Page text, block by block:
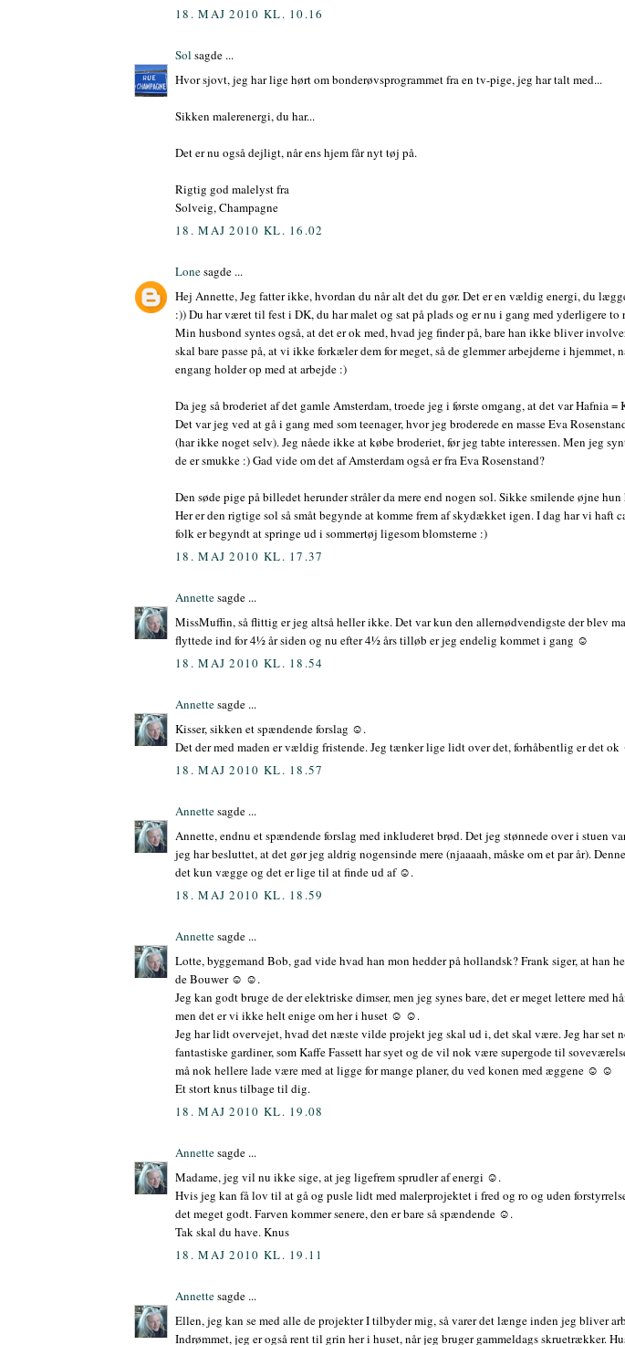
18. MAJ 2010 KL. 10.16
Sol sagde ...
Hvor sjovt, jeg har lige hørt om bonderøvsprogrammet fra en tv-pige, jeg har talt med...
Sikken malerenergi, du har...
Det er nu også dejligt, når ens hjem får nyt tøj på.
Rigtig god malelyst fra
Solveig, Champagne
18. MAJ 2010 KL. 16.02
Lonesagde ...
Hej Annette, Jeg fatter ikke, hvordan du når alt det du gør. Det er en vældig energi, du
:)) Du har været til fest i DK, du har malet og sat på plads og er nu i gang med yderligere to
Min husbond syntes også, at det er ok med, hvad jeg finder på, bare han ikke bliver
skal bare passe på, at vi ikke forkæler dem for meget, så de glemmer arbejderne i hjemmet,
engang holder op med at arbejde :)
Da jeg så broderiet af det gamle Amsterdam, troede jeg i første omgang, at det var Hafnia =
Det var jeg ved at gå i gang med som teenager, hvor jeg broderede en masse Eva
(har ikke noget selv). Jeg nåede ikke at købe broderiet, før jeg tabte interessen. Men jeg
de er smukke :) Gad vide om det af Amsterdam også er fra Eva Rosenstand?
Den søde pige på billedet herunder stråler da mere end nogen sol. Sikke smilende øjne hun
Her er den rigtige sol så småt begynde at komme frem af skydækket igen. I dag har vi haft
folk er begyndt at springe ud i sommertøj ligesom blomsterne :)
18. MAJ 2010 KL. 17.37
Annettesagde ...
MissMuffin, så flittig er jeg altså heller ikke. Det var kun den allernødvendigste der blev
flyttede ind for 4½ år siden og nu efter 4½ års tilløb er jeg endelig kommet i gang ☺
18. MAJ 2010 KL. 18.54
Annettesagde ...
Kisser, sikken et spændende forslag ☺.
Det der med maden er vældig fristende. Jeg tænker lige lidt over det, forhåbentlig er det
18. MAJ 2010 KL. 18.57
Annettesagde ...
Annette, endnu et spændende forslag med inkluderet brød. Det jeg stønnede over i stuen
jeg har besluttet, at det gør jeg aldrig nogensinde mere (njaaaah, måske om et par år).
det kun vægge og det er lige til at finde ud af ☺.
18. MAJ 2010 KL. 18.59
Annettesagde ...
Lotte, byggemand Bob, gad vide hvad han mon hedder på hollandsk? Frank siger, at han
de Bouwer ☺ ☺.
Jeg kan godt bruge de der elektriske dimser, men jeg synes bare, det er meget lettere med
men det er vi ikke helt enige om her i huset ☺ ☺.
Jeg har lidt overvejet, hvad det næste vilde projekt jeg skal ud i, det skal være. Jeg har set
fantastiske gardiner, som Kaffe Fassett har syet og de vil nok være supergode til
må nok hellere lade være med at ligge for mange planer, du ved konen med æggene ☺ ☺
Et stort knus tilbage til dig.
18. MAJ 2010 KL. 19.08
Annettesagde ...
Madame, jeg vil nu ikke sige, at jeg ligefrem sprudler af energi ☺.
Hvis jeg kan få lov til at gå og pusle lidt med malerprojektet i fred og ro og uden
det meget godt. Farven kommer senere, den er bare så spændende ☺.
Tak skal du have. Knus
18. MAJ 2010 KL. 19.11
Annettesagde ...
Ellen, jeg kan se med alle de projekter I tilbyder mig, så varer det længe inden jeg bliver
Indrømmet, jeg er også rent til grin her i huset, når jeg bruger gammeldags skruetrækker.